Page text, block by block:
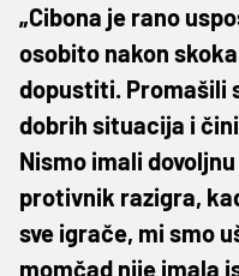
„Cibona je rano
osobito nakon
dopustiti. Promašili
dobrih situacija i
Nismo imali
protivnik razigra,
sve igrače, mi smo
momčad nije imala